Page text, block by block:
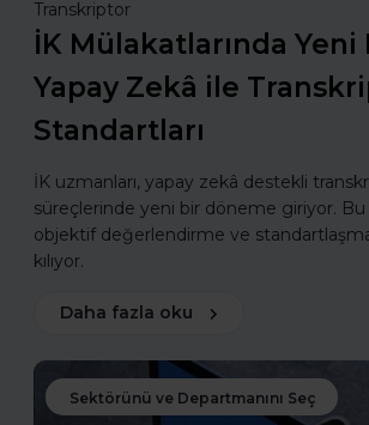
Transkriptor
İK Mülakatlarında Yeni
Yapay Zekâ ile
Standartları
İK uzmanları, yapay zekâ destekli
süreçlerinde yeni bir döneme giriyor.
objektif değerlendirme ve
kılıyor.
Daha fazla oku
Sektörünü ve Departmanını Seç